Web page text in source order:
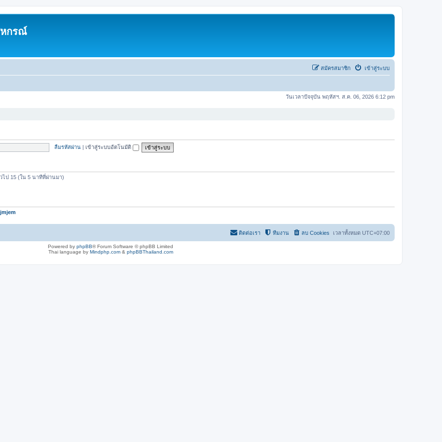
หกรณ์
เข้าสู่ระบบ
สมัครสมาชิก
วันเวลาปัจจุบัน พฤหัสฯ. ส.ค. 06, 2026 6:12 pm
ลืมรหัสผ่าน | เข้าสู่ระบบอัตโนมัติ
ป 15 (ใน 5 นาทีที่ผ่านมา)
jmjem
เวลาทั้งหมด UTC+07:00
ลบ Cookies
ทีมงาน
ติดต่อเรา
Powered by phpBB® Forum Software © phpBB Limited
Thai language by Mindphp.com& phpBBThailand.com